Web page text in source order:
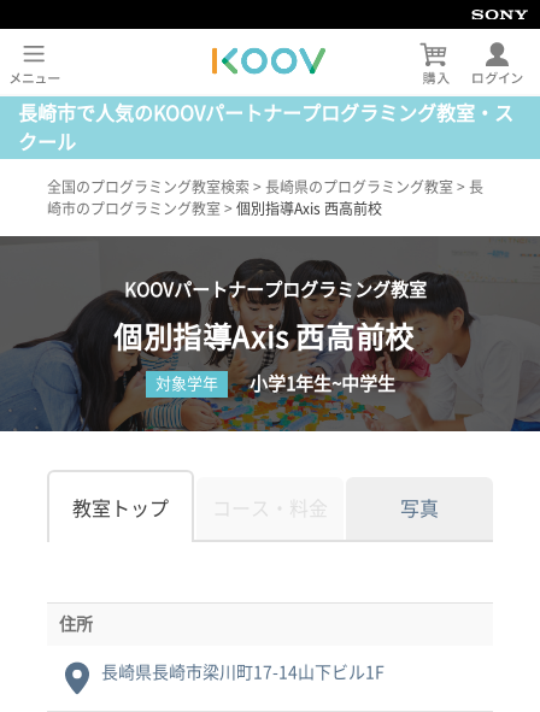
長崎市で人気のKOOVパートナープログラミング教室・ス
クール
全国のプログラミング教室検索 > 長崎県のプログラミング教室 > 長
崎市のプログラミング教室 > 個別指導Axis 西高前校
KOOVパートナープログラミング教室
個別指導Axis 西高前校
対象学年 小学1年生~中学生
教室トップ コース・料金 写真
住所
長崎県長崎市梁川町17-14山下ビル1F